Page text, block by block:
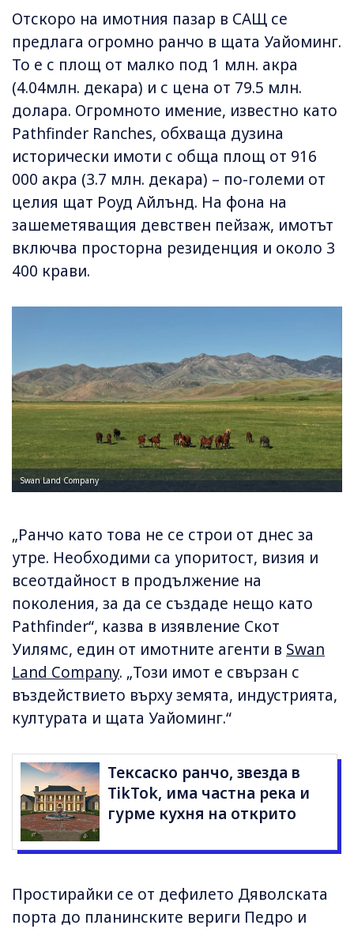
Отскоро на имотния пазар в САЩ се
предлага огромно ранчо в щата Уайоминг.
То е с площ от малко под 1 млн. акра
(4.04млн. декара) и с цена от 79.5 млн.
долара. Огромното имение, известно като
Pathfinder Ranches, обхваща дузина
исторически имоти с обща площ от 916
000 акра (3.7 млн. декара) – по-големи от
целия щат Роуд Айлънд. На фона на
зашеметяващия девствен пейзаж, имотът
включва просторна резиденция и около 3
400 крави.
Swan Land Company
„Ранчо като това не се строи от днес за
утре. Необходими са упоритост, визия и
всеотдайност в продължение на
поколения, за да се създаде нещо като
Pathfinder“, казва в изявление Скот
Уилямс, един от имотните агенти в Swan
Land Company. „Този имот е свързан с
въздействието върху земята, индустрията,
културата и щата Уайоминг.“
Тексаско ранчо, звезда в
TikTok, има частна река и
гурме кухня на открито
Простирайки се от дефилето Дяволската
порта до планинските вериги Педро и